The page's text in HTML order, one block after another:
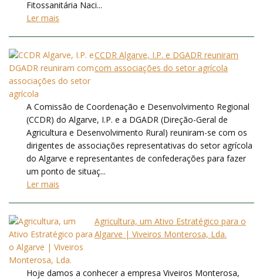
Fitossanitária Naci...
Ler mais
CCDR Algarve, I.P. e DGADR reuniram
com associações do setor agrícola
A Comissão de Coordenação e Desenvolvimento Regional
(CCDR) do Algarve, I.P. e a DGADR (Direção-Geral de
Agricultura e Desenvolvimento Rural) reuniram-se com os
dirigentes de associações representativas do setor agrícola
do Algarve e representantes de confederações para fazer
um ponto de situaç...
Ler mais
Agricultura, um Ativo Estratégico para o
Algarve | Viveiros Monterosa, Lda.
Hoje damos a conhecer a empresa Viveiros Monterosa,